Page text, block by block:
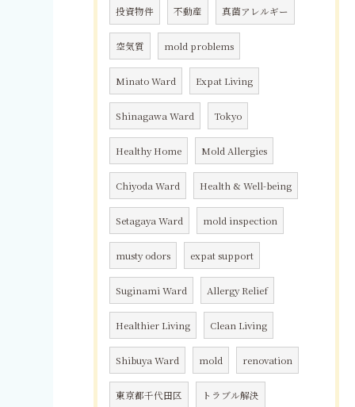
投資物件 不動産 真菌アレルギー
空気質 mold problems
Minato Ward Expat Living
Shinagawa Ward Tokyo
Healthy Home Mold Allergies
Chiyoda Ward Health & Well-being
Setagaya Ward mold inspection
musty odors expat support
Suginami Ward Allergy Relief
Healthier Living Clean Living
Shibuya Ward mold renovation
東京都千代田区 トラブル解決